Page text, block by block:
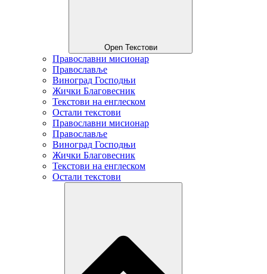
Open Текстови
Православни мисионар
Православље
Виноград Господњи
Жички Благовесник
Текстови на енглеском
Остали текстови
Православни мисионар
Православље
Виноград Господњи
Жички Благовесник
Текстови на енглеском
Остали текстови